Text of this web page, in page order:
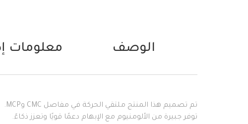
الوصف معلومات
تم تصميم هذا المنتج ملتقي الحركة في مفاصل CMC وMCP.
توفر جبيرة من الألومنيوم مع الإبهام دعمًا قويًا وتعزز ذكاءً.